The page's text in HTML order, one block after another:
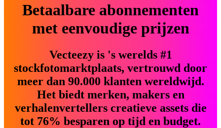
Betaalbare abonnementen
met eenvoudige prijzen
Vecteezy is 's werelds #1
stockfotomarktplaats, vertrouwd door
meer dan 90.000 klanten wereldwijd.
Het biedt merken, makers en
verhalenvertellers creatieve assets die
tot 76% besparen op tijd en budget.